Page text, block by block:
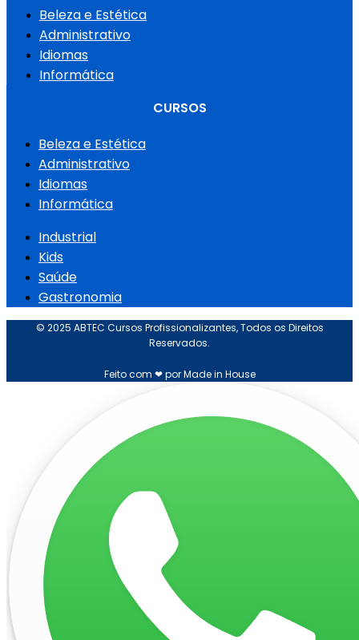
Beleza e Estética
Administrativo
Idiomas
Informática
CURSOS
Beleza e Estética
Administrativo
Idiomas
Informática
Industrial
Kids
Saúde
Gastronomia
© 2025 ABTEC Cursos Profissionalizantes, Todos os Direitos
Reservados.
Feito com ❤ por Made in House